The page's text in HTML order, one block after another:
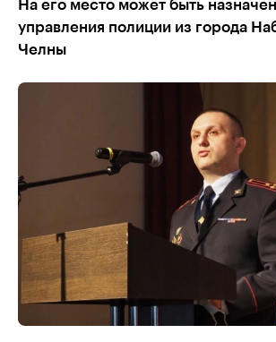
На его место может быть
управления полиции из города
Челны